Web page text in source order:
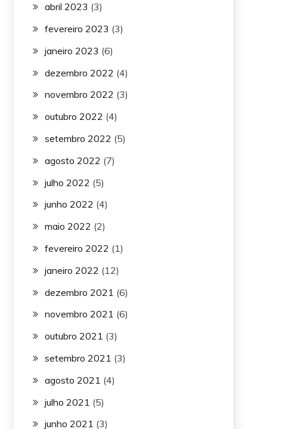
abril 2023 (3)
fevereiro 2023 (3)
janeiro 2023 (6)
dezembro 2022 (4)
novembro 2022 (3)
outubro 2022 (4)
setembro 2022 (5)
agosto 2022 (7)
julho 2022 (5)
junho 2022 (4)
maio 2022 (2)
fevereiro 2022 (1)
janeiro 2022 (12)
dezembro 2021 (6)
novembro 2021 (6)
outubro 2021 (3)
setembro 2021 (3)
agosto 2021 (4)
julho 2021 (5)
junho 2021 (3)